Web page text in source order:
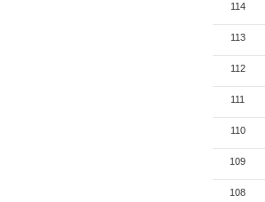
114
113
112
111
110
109
108